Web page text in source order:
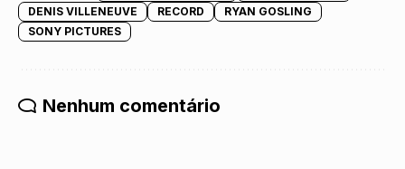
DENIS VILLENEUVE
RECORD
RYAN GOSLING
SONY PICTURES
Nenhum comentário